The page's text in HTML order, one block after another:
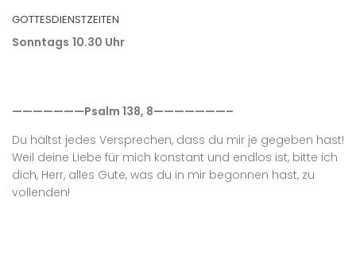
GOTTESDIENSTZEITEN
Sonntags 10.30 Uhr
———————Psalm 138, 8———————–
Du hältst jedes Versprechen, dass du mir je gegeben hast!
Weil deine Liebe für mich konstant und endlos ist, bitte ich
dich, Herr, alles Gute, was du in mir begonnen hast, zu
vollenden!